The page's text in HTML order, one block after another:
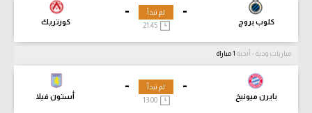
-
كلوب بروج
-
كورتريك
لم تبدأ
21:45
مباريات ودية - أندية
-
بايرن ميونيخ
-
أستون فيلا
لم تبدأ
13:00